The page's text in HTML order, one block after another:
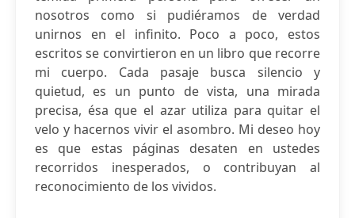
nosotros como si pudiéramos de verdad
unirnos en el infinito. Poco a poco, estos
escritos se convirtieron en un libro que recorre
mi cuerpo. Cada pasaje busca silencio y
quietud, es un punto de vista, una mirada
precisa, ésa que el azar utiliza para quitar el
velo y hacernos vivir el asombro. Mi deseo hoy
es que estas páginas desaten en ustedes
recorridos inesperados, o contribuyan al
reconocimiento de los vividos.